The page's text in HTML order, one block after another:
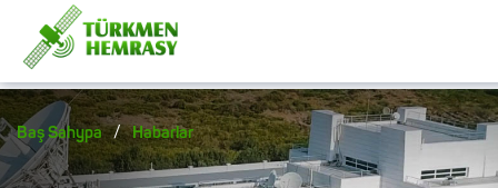
Baş Sahypa / Habarlar